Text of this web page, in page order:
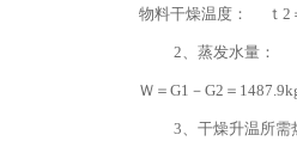
物料干燥温度： ｔ2
2、蒸发水量：
Ｗ＝G1－G2＝
3、干燥升温所需